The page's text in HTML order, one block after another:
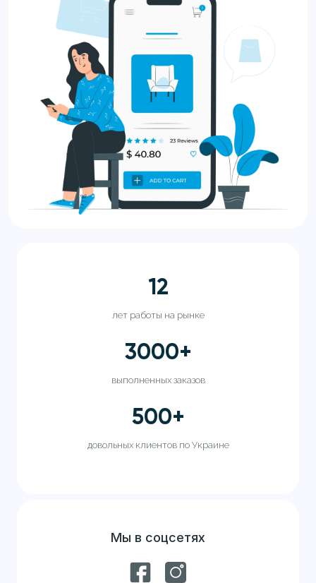
12
лет работы на рынке
3000+
выполненных заказов
500+
довольных клиентов по Украине
Мы в соцсетях